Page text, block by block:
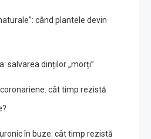
când plantele devin
salvarea dinților „morți”
cât timp rezistă
în buze: cât timp rezistă